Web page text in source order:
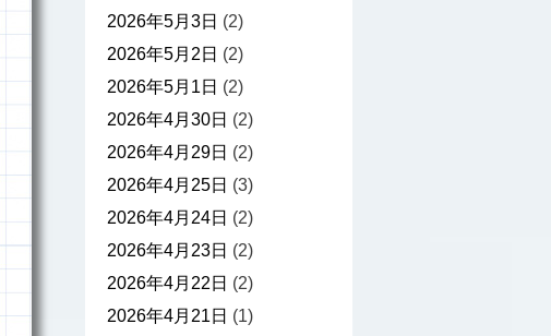
2026年5月3日 (2)
2026年5月2日 (2)
2026年5月1日 (2)
2026年4月30日 (2)
2026年4月29日 (2)
2026年4月25日 (3)
2026年4月24日 (2)
2026年4月23日 (2)
2026年4月22日 (2)
2026年4月21日 (1)